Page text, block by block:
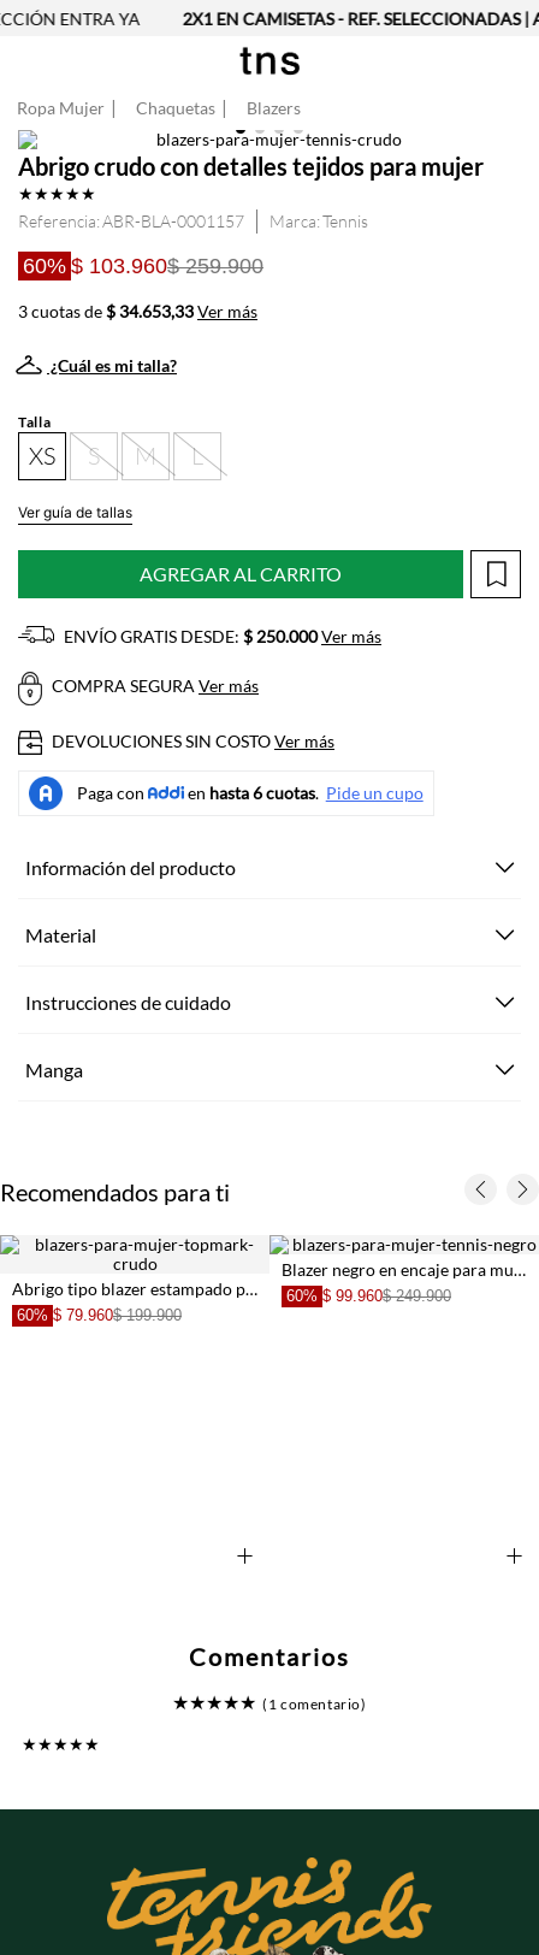
ENTRA YA 2X1 EN CAMISETAS - REF. SELECCIONADAS |
Ropa Mujer Chaquetas Blazers
Abrigo crudo con detalles tejidos para mujer
★★★★★
Referencia:ABR-BLA-0001157 Tennis
60% $ 103.960$ 259.900
3 cuotas de$ 34.653,33Ver más
¿Cuál es mi talla?
Talla
XS S M L
Ver guía de tallas
AGREGAR AL CARRITO
ENVÍO GRATIS DESDE: $ 250.000Ver más
COMPRA SEGURAVer más
DEVOLUCIONES SIN COSTOVer más
Información del producto
Material
Instrucciones de cuidado
Manga
Recomendados para ti
+
Abrigo tipo blazer estampado para mujer
60% $ 79.960$ 199.900
+
Blazer negro en encaje para mujer
60% $ 99.960$ 249.900
Comentarios
★★★★★ (1 comentario)
★★★★★
prenda. Recomendado totalmente.